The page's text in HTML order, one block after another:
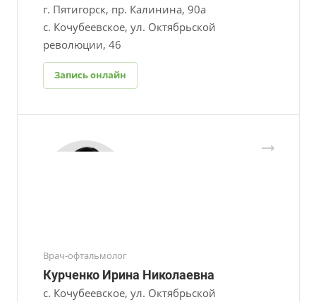
г. Пятигорск, пр. Калинина, 90а
с. Кочубеевское, ул. Октябрьской
революции, 46
Запись онлайн
Врач-офтальмолог
Курченко Ирина Николаевна
с. Кочубеевское, ул. Октябрьской